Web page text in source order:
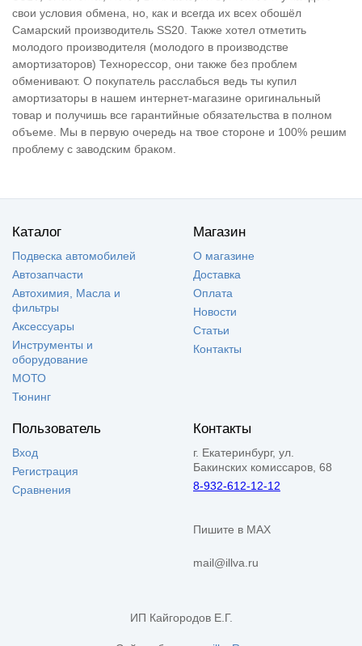
свои условия обмена, но, как и всегда их всех обошёл
Самарский производитель SS20. Также хотел отметить
молодого производителя (молодого в производстве
амортизаторов) Технорессор, они также без проблем
обменивают. О покупатель расслабься ведь ты купил
амортизаторы в нашем интернет-магазине оригинальный
товар и получишь все гарантийные обязательства в полном
объеме. Мы в первую очередь на твое стороне и 100% решим
проблему с заводским браком.
Каталог
Подвеска автомобилей
Автозапчасти
Автохимия, Масла и
фильтры
Аксессуары
Инструменты и
оборудование
МОТО
Тюнинг
Магазин
О магазине
Доставка
Оплата
Новости
Статьи
Контакты
Пользователь
Вход
Регистрация
Сравнения
Контакты
г. Екатеринбург, ул.
Бакинских комиссаров, 68
8-932-612-12-12
Пишите в MAX
mail@illva.ru
ИП Кайгородов Е.Г.